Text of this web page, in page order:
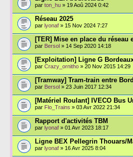
par ton_hu » 19 Aoû 2024 0:42
Réseau 2025
par lyonaf » 15 Nov 2024 7:27
[TER] Mise en place du réseau
par Bersol » 14 Sep 2020 14:18
[Exploitation] Ligne G
par Crazy_ornitho » 20 Nov 2015 14:29
[Tramway] Tram-train entre
par Bersol » 23 Juin 2017 12:34
[Matériel Roulant] IVECO Bus
par Flo_Trains » 03 Avr 2022 21:34
Rapport d'activités TBM
par lyonaf » 01 Avr 2023 18:17
Ligne BEX Pellegrin Thouars/
par lyonaf » 16 Avr 2025 8:04